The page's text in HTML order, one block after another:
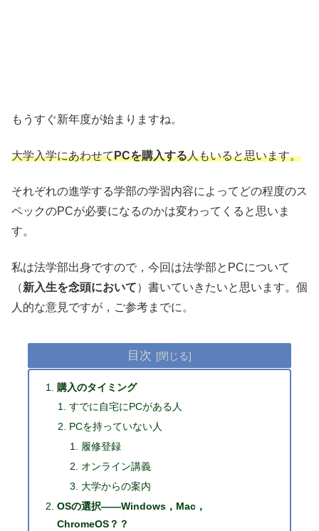
もうすぐ新年度が始まりますね。
大学入学にあわせてPCを購入する人もいると思います。
それぞれの進学する学部の学習内容によってどの程度のス
ペックのPCが必要になるのかは変わってくると思いま
す。
私は法学部出身ですので，今回は法学部とPCについて
（新入生を念頭において）書いていきたいと思います。個
人的な意見ですが，ご参考までに。
目次
購入のタイミング
すでに自宅にPCがある人
PCを持っていない人
履修登録
オンライン講義
大学からの案内
OSの選択――Windows，Mac，
ChromeOS？？